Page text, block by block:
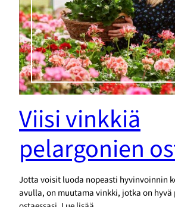
Viisi vinkkiä
pelargonien
Jotta voisit luoda nopeasti hyvinvoinnin
avulla, on muutama vinkki, jotka on hyvä